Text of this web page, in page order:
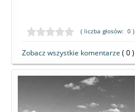
( liczba głosów: 0 )
Zobacz wszystkie komentarze ( 0 )